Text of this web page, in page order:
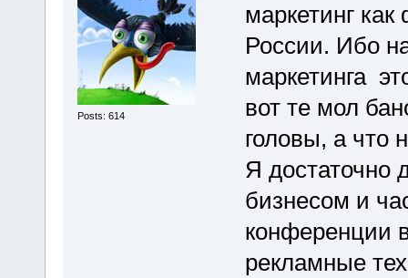
Posts: 614
маркетинг как
России. Ибо
маркетинга
вот те мол
головы, а что
Я достаточно
бизнесом и
конференции
рекламные